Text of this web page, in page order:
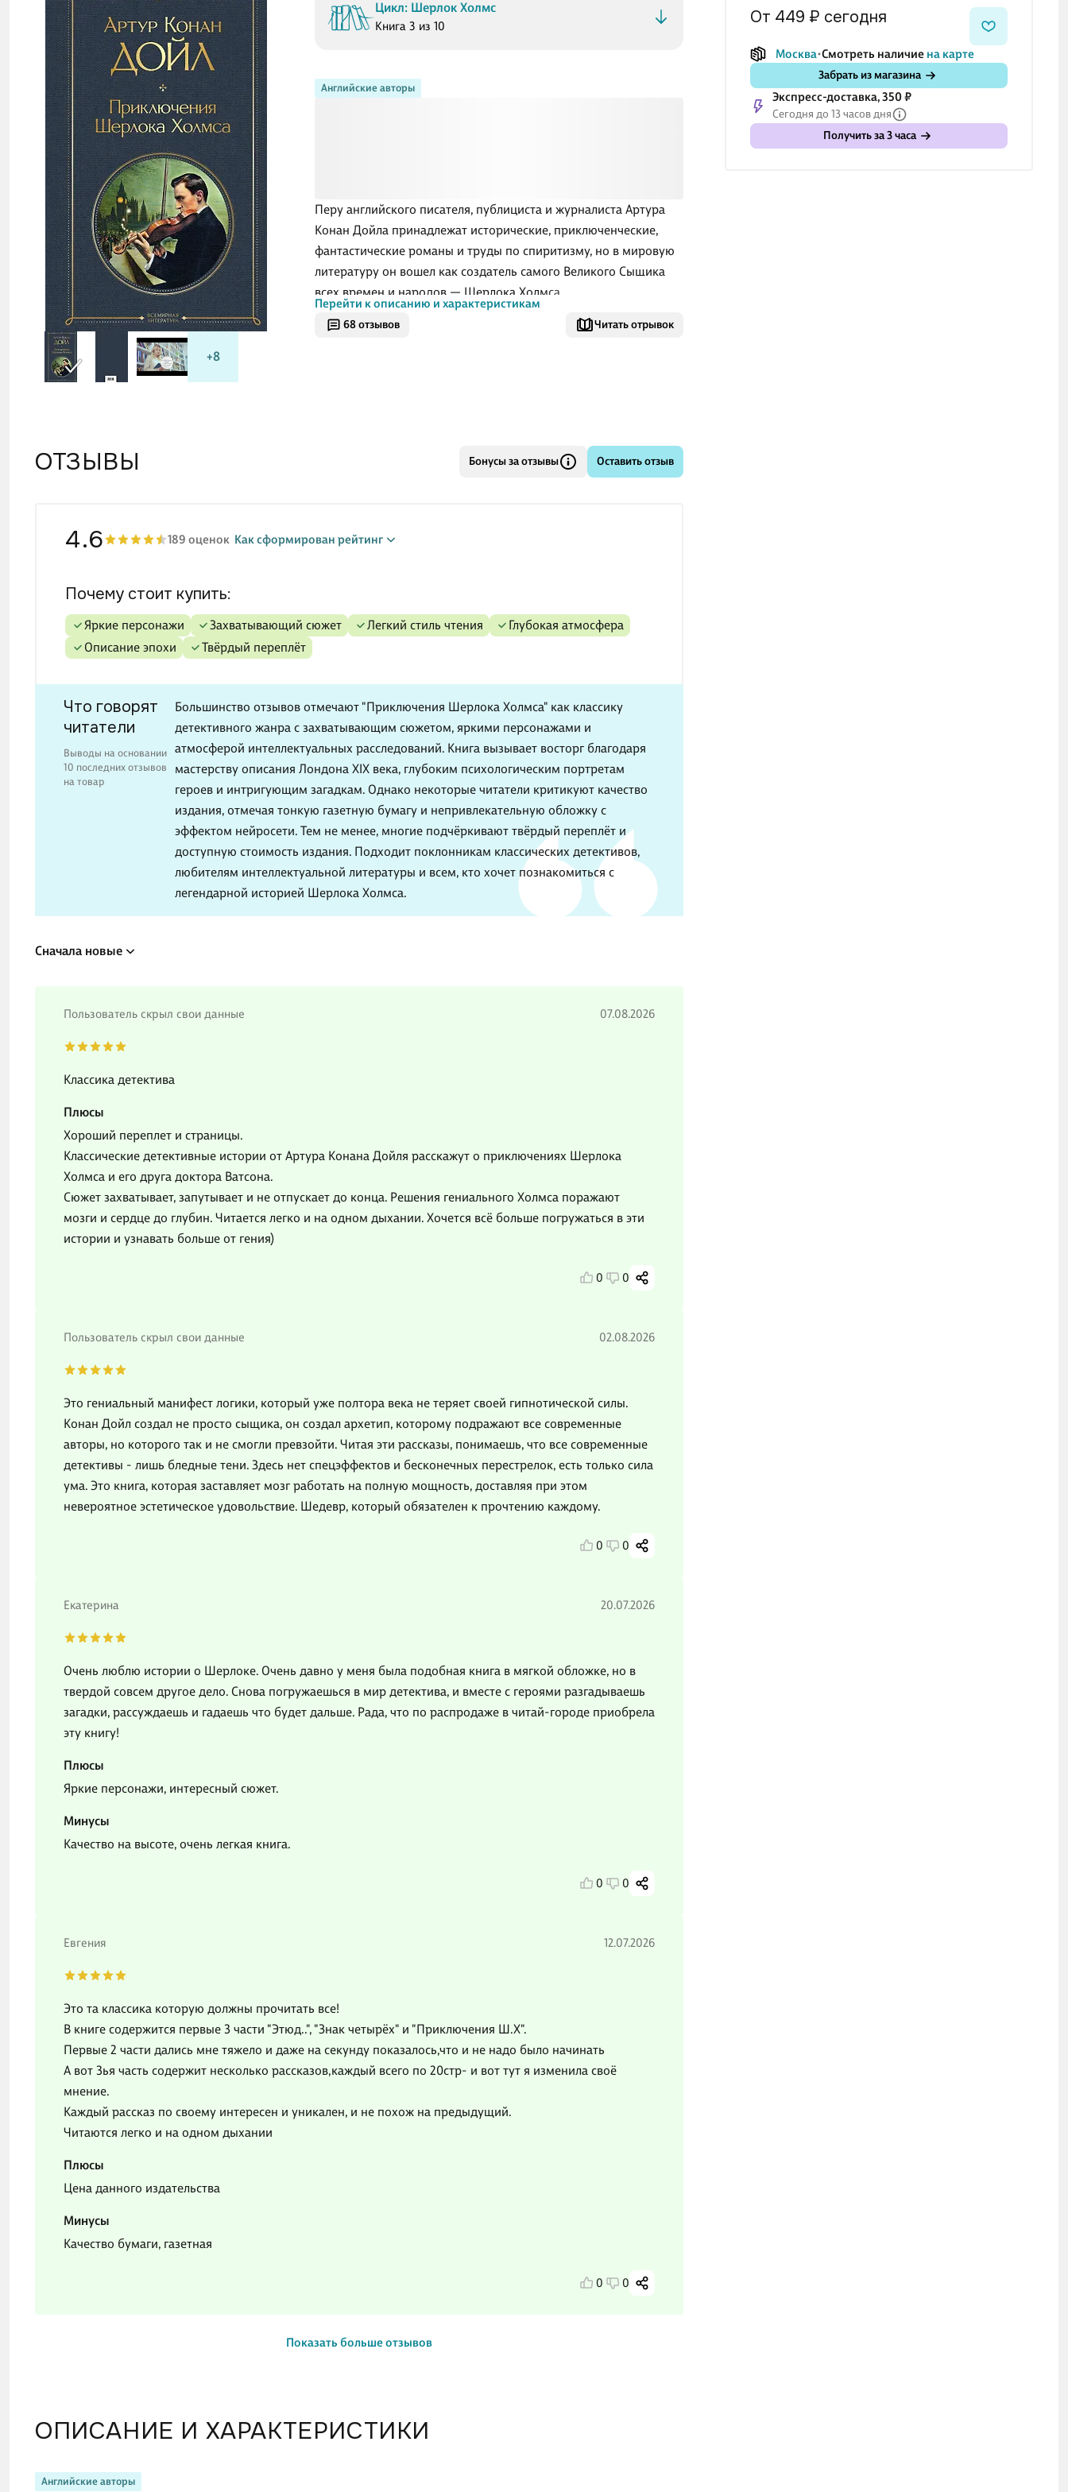
+8
68 отзывов Читать отрывок
Цикл: Шерлок Холмс
Книга 3 из 10
Английские авторы
Перу английского писателя, публициста и журналиста Артура
Конан Дойла принадлежат исторические, приключенческие,
фантастические романы и труды по спиритизму, но в мировую
литературу он вошел как создатель самого Великого Сыщика
всех времен и народов — Шерлока Холмса.
Благородный и бесстрашный борец со Злом, обладатель
острого ума и необыкновенной наблюдательности, с помощью
его легко увлекающийся друг доктор В
Перейти к описанию и характеристикам
от 449 ₽ сегодня
Москва Смотреть наличие на карте
Забрать из магазина
Экспресс-доставка, 350 ₽
Сегодня до 13 часов дня
Получить за 3 часа
ОПИСАНИЕ И ХАРАКТЕРИСТИКИ
Английские авторы
ОТЗЫВЫ Бонусы за отзывы Оставить отзыв
4.6 189 оценок Как сформирован рейтинг
Почему стоит купить:
яркие персонажи захватывающий сюжет легкий стиль чтения
глубокая атмосфера
описание эпохи
твёрдый переплёт
Что говорят
читатели
Выводы на основании
10 последних отзывов
на товар
Большинство отзывов отмечают "Приключения Шерлока Холмса" как классику
детективного жанра с захватывающим сюжетом, яркими персонажами и
атмосферой интеллектуальных расследований. Книга вызывает восторг благодаря
мастерству описания Лондона XIX века, глубоким психологическим портретам
героев и интригующим загадкам. Однако некоторые читатели критикуют качество
издания, отмечая тонкую газетную бумагу и непривлекательную обложку с
эффектом нейросети. Тем не менее, многие подчёркивают твёрдый переплёт и
доступную стоимость издания. Подходит поклонникам классических детективов,
любителям интеллектуальной литературы и всем, кто хочет познакомиться с
легендарной историей Шерлока Холмса.
Сначала новые
Пользователь скрыл свои данные 07.08.2026
Классика детектива
Плюсы
Хороший переплет и страницы.
Классические детективные истории от Артура Конана Дойля расскажут о приключениях Шерлока
Холмса и его друга доктора Ватсона.
Сюжет захватывает, запутывает и не отпускает до конца. Решения гениального Холмса поражают
мозги и сердце до глубин. Читается легко и на одном дыхании. Хочется всё больше погружаться в эти
истории и узнавать больше от гения)
0 0
Пользователь скрыл свои данные 02.08.2026
Это гениальный манифест логики, который уже полтора века не теряет своей гипнотической силы.
Конан Дойл создал не просто сыщика, он создал архетип, которому подражают все современные
авторы, но которого так и не смогли превзойти. Читая эти рассказы, понимаешь, что все современные
детективы - лишь бледные тени. Здесь нет спецэффектов и бесконечных перестрелок, есть только сила
ума. Это книга, которая заставляет мозг работать на полную мощность, доставляя при этом
невероятное эстетическое удовольствие. Шедевр, который обязателен к прочтению каждому.
0 0
Екатерина 20.07.2026
Очень люблю истории о Шерлоке. Очень давно у меня была подобная книга в мягкой обложке, но в
твердой совсем другое дело. Снова погружаешься в мир детектива, и вместе с героями разгадываешь
загадки, рассуждаешь и гадаешь что будет дальше. Рада, что по распродаже в читай-городе приобрела
эту книгу!
Плюсы
Яркие персонажи, интересный сюжет.
Минусы
Качество на высоте, очень легкая книга.
0 0
Евгения 12.07.2026
Это та классика которую должны прочитать все!
В книге содержится первые 3 части "Этюд..", "Знак четырёх" и "Приключения Ш.Х".
Первые 2 части дались мне тяжело и даже на секунду показалось,что и не надо было начинать
А вот 3ья часть содержит несколько рассказов,каждый всего по 20стр- и вот тут я изменила своё
мнение.
Каждый рассказ по своему интересен и уникален, и не похож на предыдущий.
Читаются легко и на одном дыхании
Плюсы
Цена данного издательства
Минусы
Качество бумаги, газетная
0 0
Показать больше отзывов